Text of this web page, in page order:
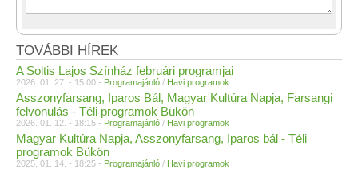
TOVÁBBI HÍREK
A Soltis Lajos Színház februári programjai
2026. 01. 27. - 15:00 - Programajánló / Havi programok
Asszonyfarsang, Iparos Bál, Magyar Kultúra Napja, Farsangi
felvonulás - Téli programok Bükön
2026. 01. 12. - 18:15 - Programajánló / Havi programok
Magyar Kultúra Napja, Asszonyfarsang, Iparos bál - Téli
programok Bükön
2025. 01. 14. - 18:25 - Programajánló / Havi programok